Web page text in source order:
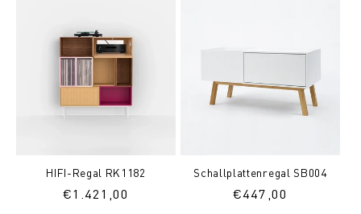
HIFI-Regal RK1182
Normaler
€1.421,00
Schallplattenregal SB004
Normaler
€447,00